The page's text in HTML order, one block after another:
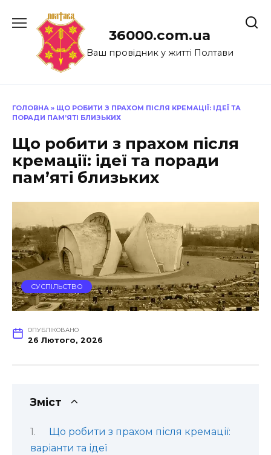
до
36000.com.ua
Ваш провідник у житті Полтави
ГОЛОВНА » ЩО РОБИТИ З ПРАХОМ ПІСЛЯ КРЕМАЦІЇ: ІДЕЇ ТА
ПОРАДИ ПАМ’ЯТІ БЛИЗЬКИХ
Що робити з прахом після
кремації: ідеї та поради
пам’яті близьких
СУСПІЛЬСТВО
ОПУБЛІКОВАНО
26 Лютого, 2026
Зміст
Що робити з прахом після кремації:
варіанти та ідеї